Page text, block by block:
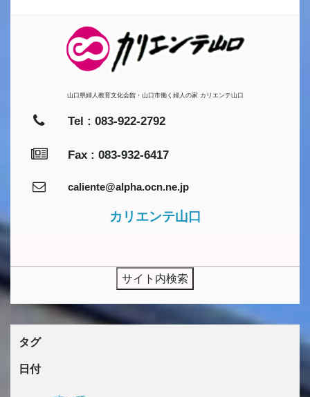
山口県婦人教育文化会館・山口市働く婦人の家 カリエンテ山口
Tel : 083-922-2792
Fax : 083-932-6417
caliente@alpha.ocn.ne.jp
カリエンテ山口
タグ
日付